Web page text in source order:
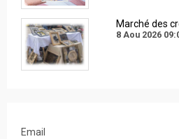
Marché des
8 Aou 2026
Email